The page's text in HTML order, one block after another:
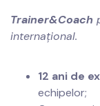
Trainer&Coach
internațional.
12 ani de
echipelor;